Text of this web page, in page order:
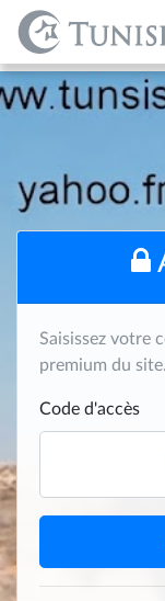
Saisissez votre
premium du site.
Code d'accès